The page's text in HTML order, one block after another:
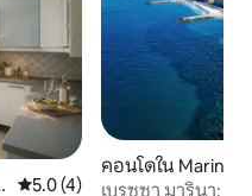
คะแนนเฉลี่ย 5.0 จาก 5, 4 รีวิว
5.0 (4)
คอนโดใน Marina
เบรซซา มารินา: ที่